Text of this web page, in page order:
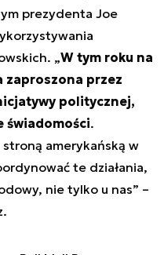
prezydenta Joe
„W tym roku na
zaproszona przez
politycznej,
świadomości.
amerykańską w
te działania,
nie tylko u nas” –